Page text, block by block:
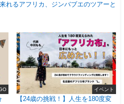
れるアフリカ、ジンバブエのツアーと
イベント
【24歳の挑戦！】人生を180度変